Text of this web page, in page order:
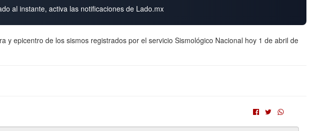
al instante, activa las notificaciones de Lado.mx
y epicentro de los sismos registrados por el servicio Sismológico Nacional hoy 1 de abril de